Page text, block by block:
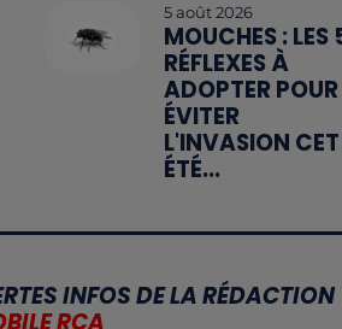
5 août 2026
MOUCHES : LES
RÉFLEXES À
ADOPTER POUR
ÉVITER
L'INVASION CET
ÉTÉ...
INFOS DE LA RÉDACTION
RCA